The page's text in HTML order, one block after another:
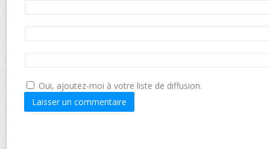
Oui, ajoutez-moi à votre liste de diffusion.